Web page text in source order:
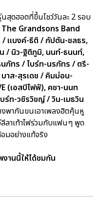
สุดฮอตที่ขึ้นโชว์วันละ 2 รอบ
The Grandsons Band
/ แบงค์-ธิติ / กัปตัน-ชลธร,
/ นิว-ฐิติภูมิ, นนท์-ธนนท์,
ภัทร / ไบร์ท-นรภัทร / ตรี-
าส-สุรเดช / คิมม่อน-
(เอสบีไฟฟ์), คชา-นนท
ท-วชิรวิชญ์ / วิน-เมธวิน
งพากันขนเอาเพลงฮิตคุ้นหู
ลีลาเท้าไฟร่วมกับแฟนๆ พูด
มอย่างแท้จริง
งานนี้ให้ได้ชมกัน